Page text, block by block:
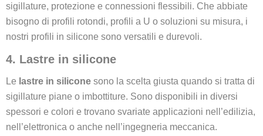
sigillature, protezione e connessioni flessibili. Che abbiate
bisogno di profili rotondi, profili a U o soluzioni su misura, i
nostri profili in silicone sono versatili e durevoli.
4. Lastre in silicone
Le lastre in silicone sono la scelta giusta quando si tratta di
sigillature piane o imbottiture. Sono disponibili in diversi
spessori e colori e trovano svariate applicazioni nell’edilizia,
nell’elettronica o anche nell’ingegneria meccanica.